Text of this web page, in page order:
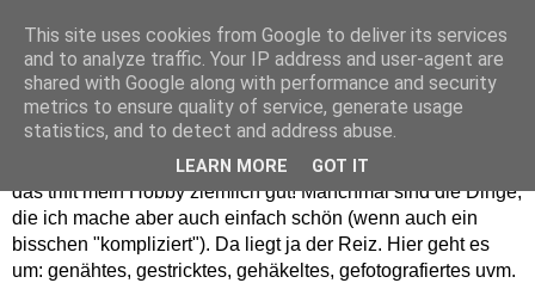
Willkommen in meinem "Wohnzimmer". Einfach und schön -
das trifft mein Hobby ziemlich gut! Manchmal sind die Dinge,
die ich mache aber auch einfach schön (wenn auch ein
bisschen "kompliziert"). Da liegt ja der Reiz. Hier geht es
um: genähtes, gestricktes, gehäkeltes, gefotografiertes uvm.
This site uses cookies from Google to deliver its services
and to analyze traffic. Your IP address and user-agent are
shared with Google along with performance and security
metrics to ensure quality of service, generate usage
statistics, and to detect and address abuse.
LEARN MORE GOT IT